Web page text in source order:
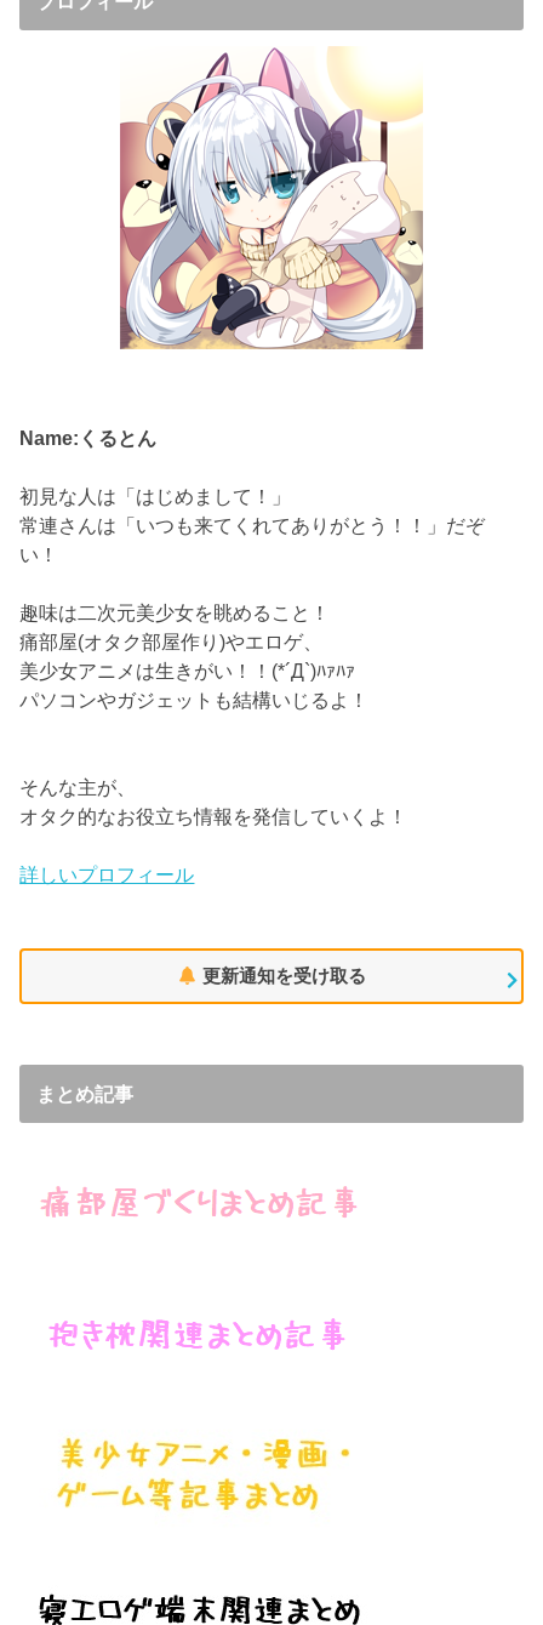
Name:くるとん
初見な人は「はじめまして！」
常連さんは「いつも来てくれてありがとう！！」だぞ
い！
趣味は二次元美少女を眺めること！
痛部屋(オタク部屋作り)やエロゲ、
美少女アニメは生きがい！！(*´Д`)ﾊｧﾊｧ
パソコンやガジェットも結構いじるよ！
そんな主が、
オタク的なお役立ち情報を発信していくよ！
詳しいプロフィール
更新通知を受け取る
まとめ記事